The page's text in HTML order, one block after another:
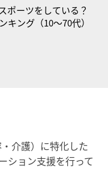
ポーツをしている？
キング（10〜70代）
介護）に特化した
ション支援を行って